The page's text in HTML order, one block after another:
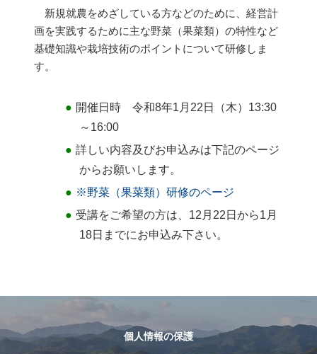
新規就農をめざしている方などのために、経営計
画を実践するために主な野菜（果菜類）の特性など
基礎知識や栽培技術のポイントについて研修しま
す。
開催日時 令和8年1月22日（木）13:30
～16:00
詳しい内容及びお申込みは下記のページ
からお願いします。
※野菜（果菜類）研修のページ
受講をご希望の方は、12月22日から1月
18日までにお申込み下さい。
個人情報の保護